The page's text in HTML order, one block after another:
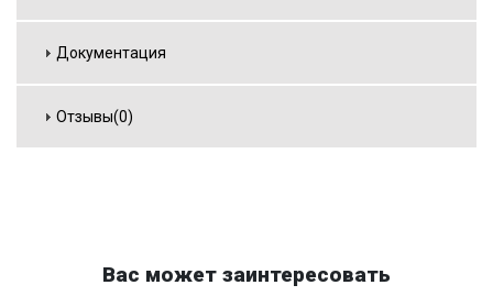
Документация
Отзывы(0)
Вас может заинтересовать